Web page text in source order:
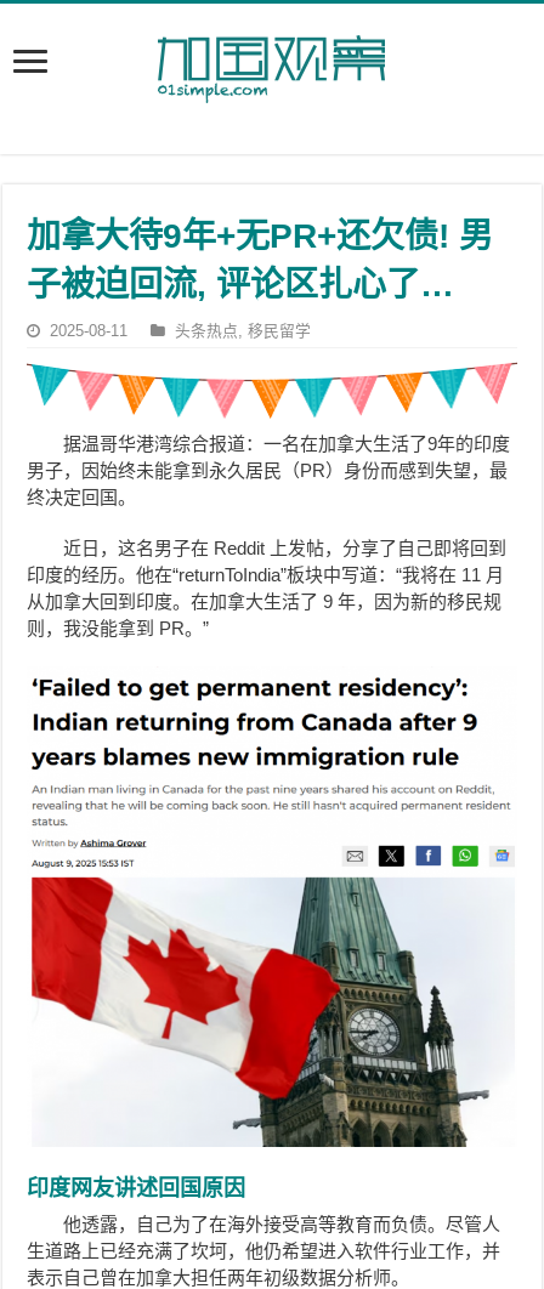
加拿大待9年+无PR+还欠债! 男
子被迫回流, 评论区扎心了…
2025-08-11 头条热点,移民留学
据温哥华港湾综合报道：一名在加拿大生活了9年的印度
男子，因始终未能拿到永久居民（PR）身份而感到失望，最
终决定回国。
近日，这名男子在 Reddit 上发帖，分享了自己即将回到
印度的经历。他在“returnToIndia”板块中写道：“我将在 11 月
从加拿大回到印度。在加拿大生活了 9 年，因为新的移民规
则，我没能拿到 PR。”
印度网友讲述回国原因
他透露，自己为了在海外接受高等教育而负债。尽管人
生道路上已经充满了坎坷，他仍希望进入软件行业工作，并
表示自己曾在加拿大担任两年初级数据分析师。